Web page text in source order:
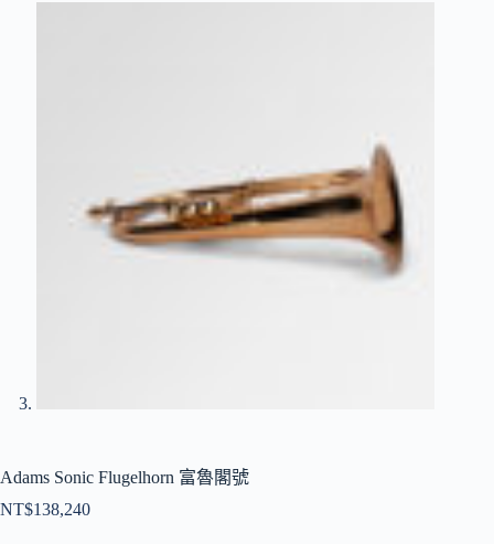
Adams Sonic Flugelhorn 富魯閣號
NT$138,240